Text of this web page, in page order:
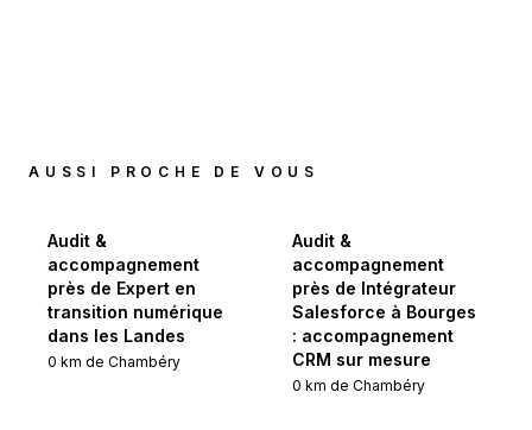
AUSSI PROCHE DE VOUS
Audit &
accompagnement
près de Expert en
transition numérique
dans les Landes
0 km de Chambéry
Audit &
accompagnement
près de Intégrateur
Salesforce à Bourges
: accompagnement
CRM sur mesure
0 km de Chambéry